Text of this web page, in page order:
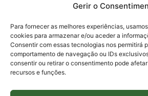
Gerir o
Para fornecer as melhores experiências,
cookies para armazenar e/ou aceder a
Consentir com essas tecnologias nos permitirá
comportamento de navegação ou IDs
consentir ou retirar o consentimento pode
recursos e funções.
Para assuntos relacionados à
pesquisa@fapesc.sc.gov.br
Para assuntos relacionados à
inovacao@fapesc.sc.gov.br
Para assuntos relacionados à Bolsas
bolsas@fapesc.sc.gov.br
Para assuntos relacionados à
Para assuntos relacionados à